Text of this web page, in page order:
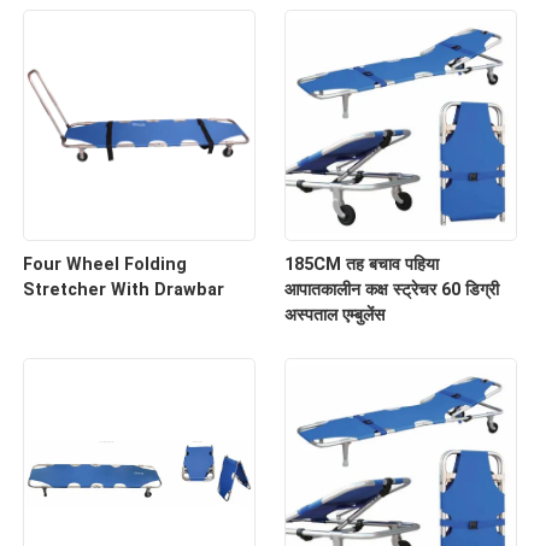
Four Wheel Folding
Stretcher With Drawbar
185CM तह बचाव पहिया
आपातकालीन कक्ष स्ट्रेचर 60 डिग्री
अस्पताल एम्बुलेंस